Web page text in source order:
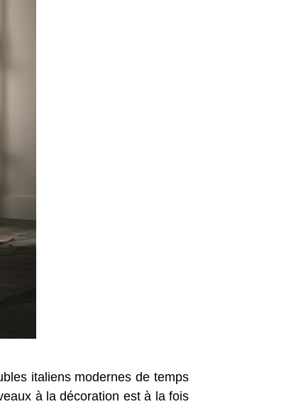
italiens modernes de temps
à la décoration est à la fois